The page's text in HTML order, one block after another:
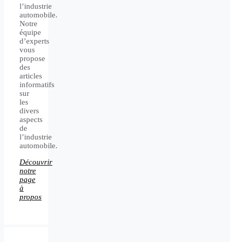
l’industrie
automobile.
Notre
équipe
d’experts
vous
propose
des
articles
informatifs
sur
les
divers
aspects
de
l’industrie
automobile.
Découvrir
notre
page
à
propos